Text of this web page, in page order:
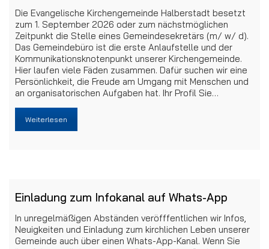
Die Evangelische Kirchengemeinde Halberstadt besetzt
zum 1. September 2026 oder zum nächstmöglichen
Zeitpunkt die Stelle eines Gemeindesekretärs (m/ w/ d).
Das Gemeindebüro ist die erste Anlaufstelle und der
Kommunikationsknotenpunkt unserer Kirchengemeinde.
Hier laufen viele Fäden zusammen. Dafür suchen wir eine
Persönlichkeit, die Freude am Umgang mit Menschen und
an organisatorischen Aufgaben hat. Ihr Profil Sie…
Weiterlesen
Einladung zum Infokanal auf Whats-App
In unregelmäßigen Abständen veröfffentlichen wir Infos,
Neuigkeiten und Einladung zum kirchlichen Leben unserer
Gemeinde auch über einen Whats-App-Kanal. Wenn Sie